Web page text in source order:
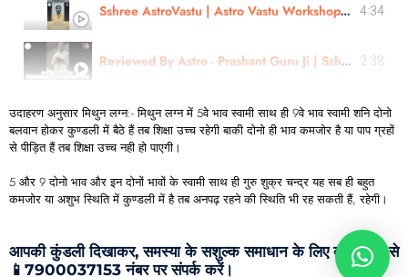
Sshree AstroVastu | Astro Vastu Workshop | Review | Healer Shivsharn ji 4:34
Reviewed By Astro - Prashant Guru Ji | Sshree Astro Vastu 2:38
उदाहरण अनुसार मिथुन लग्न:- मिथुन लग्न में 5वे भाव स्वामी साथ ही 9वे भाव स्वामी शनि दोनो
बलवान होकर कुण्डली में बैठे हैं तब शिक्षा उच्च रहेगी बाकी दोनो ही भाव कमजोर है या पाप ग्रहों
से पीड़ित हैं तब शिक्षा उच्च नही हो पाएगी।
5 और 9 दोनो भाव और इन दोनों भावों के स्वामी साथ ही गुरु शुक्र चन्द्र यह सब ही बहुत
कमजोर या अशुभ स्थिति में कुण्डली में है तब अनपढ़ रहने की स्थिति भी रह सकती हैं, रहेगी।
आपकी कुंडली दिखाकर, समस्या के सशुल्क समाधान के लिए व्होट्सएप्प से
📱7900037153 नंबर पर संपर्क करें।